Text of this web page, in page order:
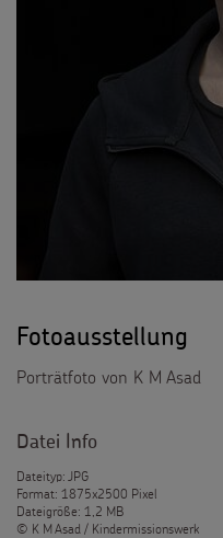
Fotoausstellung
Porträtfoto von K M Asad
Datei Info
Dateityp: JPG
Format: 1875x2500 Pixel
Dateigröße: 1,2 MB
© K M Asad / Kindermissionswerk